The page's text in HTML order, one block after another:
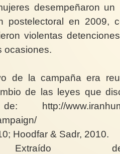
desempeñaron
postelectoral en 2009,
violentas
ocasiones.
de la campaña era
de las leyes que
http://
Hoodfar & Sadr, 2010.
de: